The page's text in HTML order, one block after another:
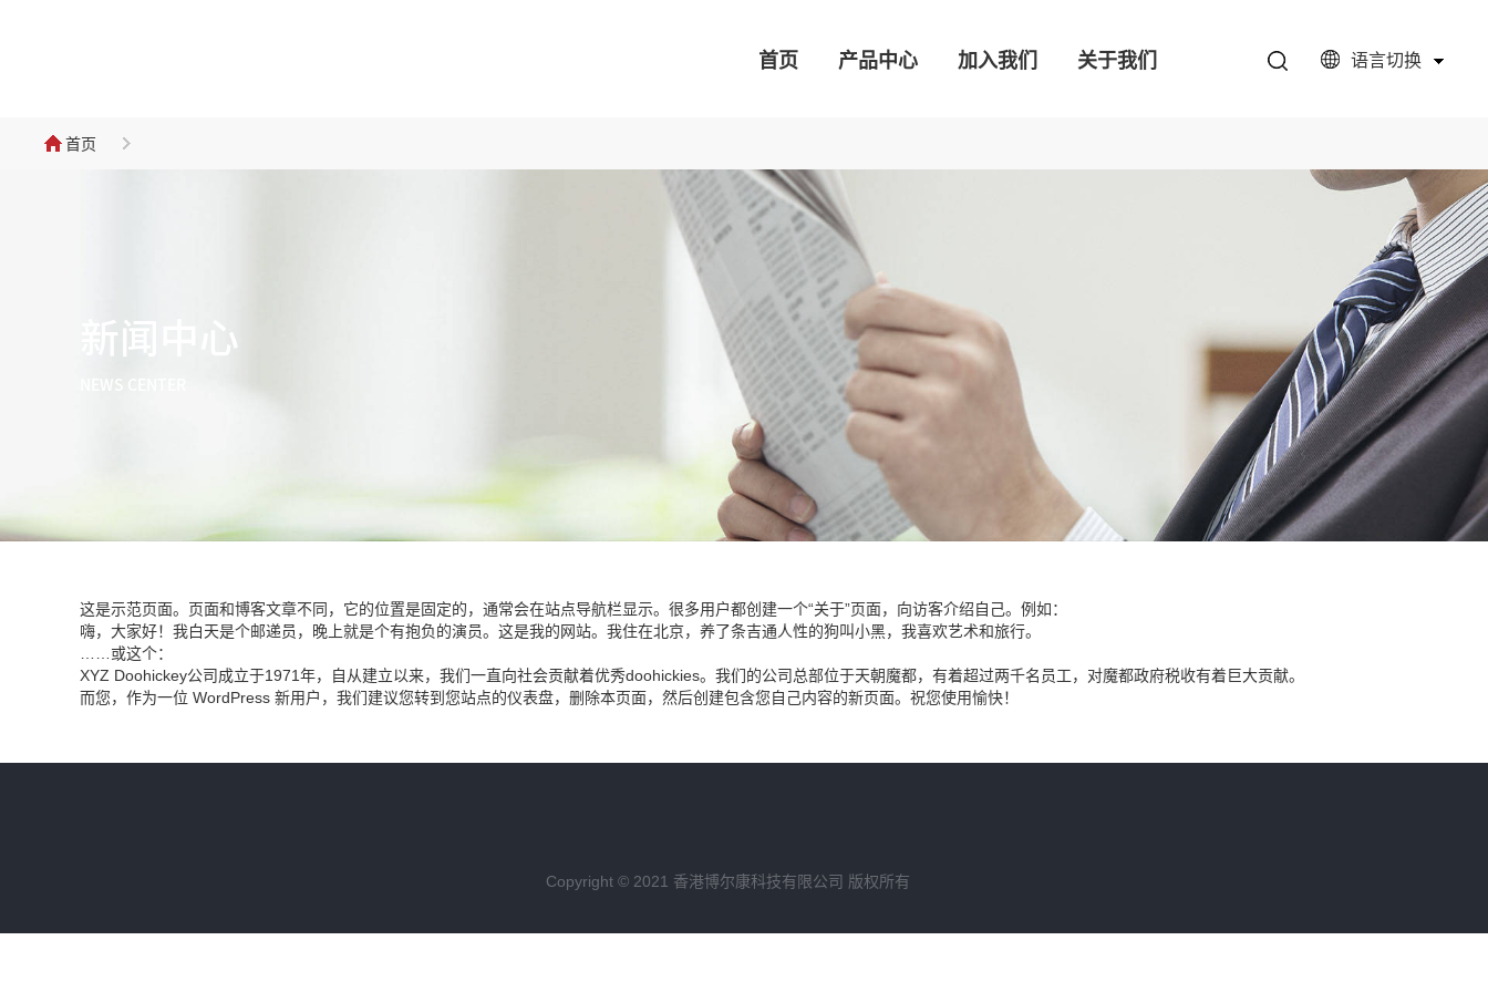
首页 产品中心 加入我们 关于我们 语言切换
首页
新闻中心
这是示范页面。页面和博客文章不同，它的位置是固定的，通常会在站点导航栏显示。很多用户都创建一个“关于”页面，向访客介绍自己。例如：
嗨，大家好！我白天是个邮递员，晚上就是个有抱负的演员。这是我的网站。我住在北京，养了条吉通人性的狗叫小黑，我喜欢艺术和旅行。
……或这个：
XYZ Doohickey公司成立于1971年，自从建立以来，我们一直向社会贡献着优秀doohickies。我们的公司总部位于天朝魔都，有着超过两千名员工，对魔都政府税收有着巨大贡献。
而您，作为一位 WordPress 新用户，我们建议您转到 您站点的仪表盘，删除本页面，然后创建包含您自己内容的新页面。祝您使用愉快！
Copyright © 2021 香港博尔康科技有限公司 版权所有